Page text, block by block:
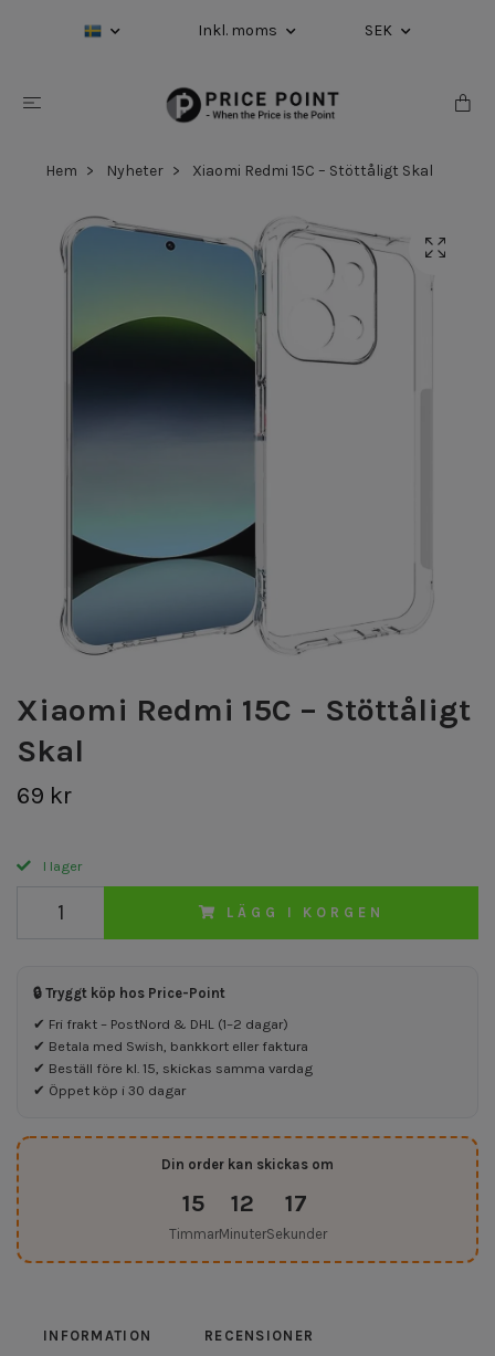
Inkl. moms SEK
Hem Nyheter Xiaomi Redmi 15C – Stöttåligt Skal
Xiaomi Redmi 15C – Stöttåligt
Skal
69 kr
I lager
LÄGG I KORGEN
🔒 Tryggt köp hos Price-Point
✔ Fri frakt – PostNord & DHL (1–2 dagar)
✔ Betala med Swish, bankkort eller faktura
✔ Beställ före kl. 15, skickas samma vardag
✔ Öppet köp i 30 dagar
Din order kan skickas om
15
Timmar
12
Minuter
17
Sekunder
INFORMATION RECENSIONER